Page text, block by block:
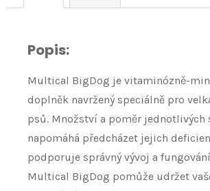
Popis:
Multical BigDog je vitaminózně-
doplněk navržený speciálně pro
psů. Množství a poměr jednotlivých
napomáhá předcházet jejich
podporuje správný vývoj a
Multical BigDog pomůže udržet